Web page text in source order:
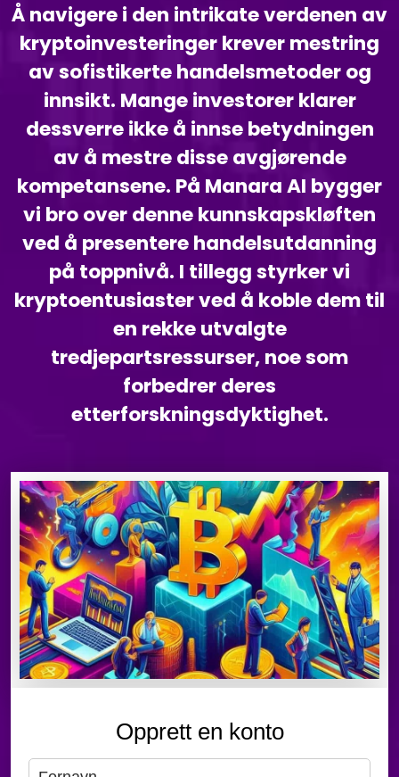
Å navigere i den intrikate verdenen av
kryptoinvesteringer krever mestring
av sofistikerte handelsmetoder og
innsikt. Mange investorer klarer
dessverre ikke å innse betydningen
av å mestre disse avgjørende
kompetansene. På Manara AI bygger
vi bro over denne kunnskapskløften
ved å presentere handelsutdanning
på toppnivå. I tillegg styrker vi
kryptoentusiaster ved å koble dem til
en rekke utvalgte
tredjepartsressurser, noe som
forbedrer deres
etterforskningsdyktighet.